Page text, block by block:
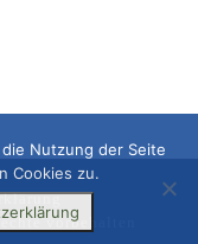
vorbehalten
Nutzung der Seite
Cookies zu.